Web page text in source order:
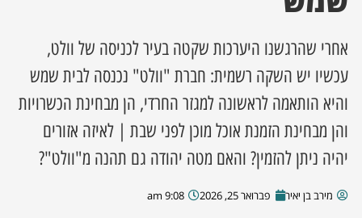
השבוע
מקומית
אחרי שהרגשנו היערכות שקטה בעיר לכניסה של וולט,
עכשיו יש השקה רשמית: חברת "וולט" נכנסה לבית שמש
והיא הותאמה לראשונה למגזר החרדי, הן מבחינת הכשרויות
והן מבחינת הזמנת אוכל מוכן לפני שבת | לאיזה אזורים
יהיה ניתן להזמין? והאם מטה יהודה גם תהנה מ"וולט"?
מירב בן יאיר פברואר 25, 2026 9:08 am